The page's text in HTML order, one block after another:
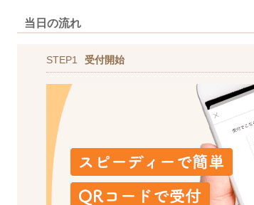
当日の流れ
STEP1 受付開始